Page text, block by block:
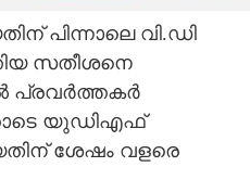
പിന്നാലെ വി.ഡി
സതീശനെ
പ്രവര്‍ത്തകര്‍
യുഡിഎഫ്
ശേഷം വളരെ